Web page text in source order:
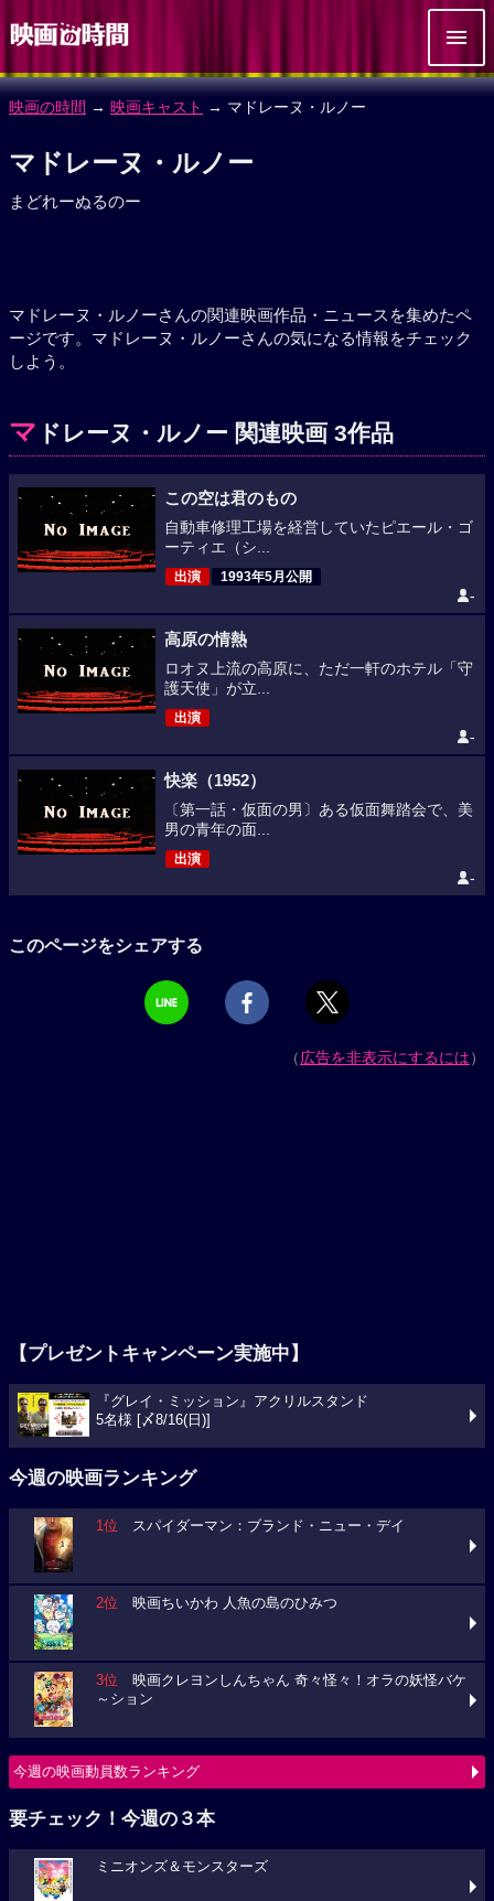
映画の時間 → 映画キャスト → マドレーヌ・ルノー
マドレーヌ・ルノー
まどれーぬるのー
マドレーヌ・ルノーさんの関連映画作品・ニュースを集めたペ
ージです。マドレーヌ・ルノーさんの気になる情報をチェック
しよう。
マ ドレーヌ・ルノー 関連映画 3作品
この空は君のもの
自動車修理工場を経営していたピエール・ゴ
ーティエ（シ...
出演 1993年5月公開
-
高原の情熱
ロオヌ上流の高原に、ただ一軒のホテル「守
護天使」が立...
出演
-
快楽（1952）
〔第一話・仮面の男〕ある仮面舞踏会で、美
男の青年の面...
出演
-
このページをシェアする
（広告を非表示にするには）
【プレゼントキャンペーン実施中】
『グレイ・ミッション』アクリルスタンド
5名様 [〆8/16(日)]
今週の映画ランキング
1位 スパイダーマン：ブランド・ニュー・デイ
2位 映画ちいかわ 人魚の島のひみつ
3位 映画クレヨンしんちゃん 奇々怪々！オラの妖怪バケ
～ション
今週の映画動員数ランキング
要チェック！今週の３本
ミニオンズ＆モンスターズ